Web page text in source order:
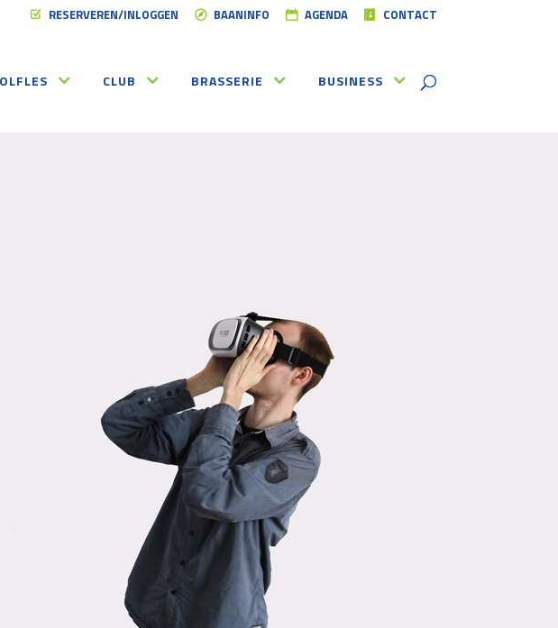
RESERVEREN/INLOGGEN BAANINFO AGENDA CONTACT
CLUB BRASSERIE BUSINESS